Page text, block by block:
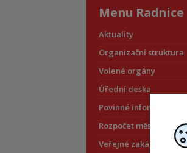
Menu Radnice
Aktuality
Organizační struktura
Volené orgány
Úřední deska
Povinné informace
Rozpočet městské části
Veřejné zakázky